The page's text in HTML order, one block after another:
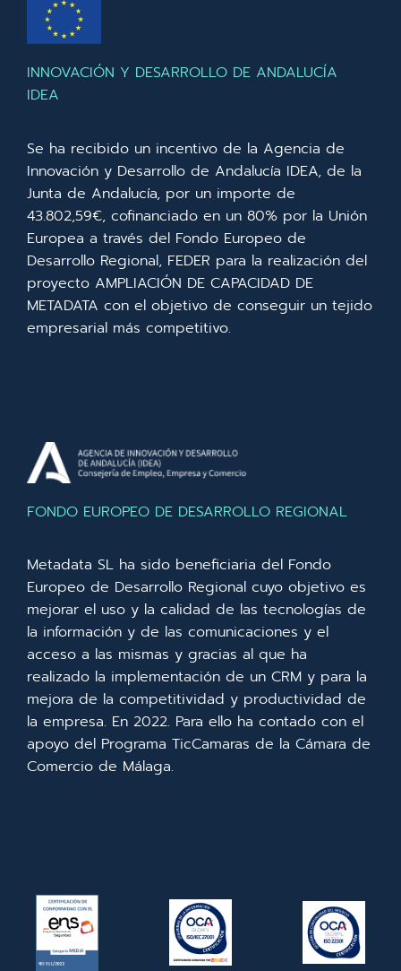
INNOVACIÓN Y DESARROLLO DE ANDALUCÍA
IDEA
Se ha recibido un incentivo de la Agencia de
Innovación y Desarrollo de Andalucía IDEA, de la
Junta de Andalucía, por un importe de
43.802,59€, cofinanciado en un 80% por la Unión
Europea a través del Fondo Europeo de
Desarrollo Regional, FEDER para la realización del
proyecto AMPLIACIÓN DE CAPACIDAD DE
METADATA con el objetivo de conseguir un tejido
empresarial más competitivo.
FONDO EUROPEO DE DESARROLLO REGIONAL
Metadata SL ha sido beneficiaria del Fondo
Europeo de Desarrollo Regional cuyo objetivo es
mejorar el uso y la calidad de las tecnologías de
la información y de las comunicaciones y el
acceso a las mismas y gracias al que ha
realizado la implementación de un CRM y para la
mejora de la competitividad y productividad de
la empresa. En 2022. Para ello ha contado con el
apoyo del Programa TicCamaras de la Cámara de
Comercio de Málaga.